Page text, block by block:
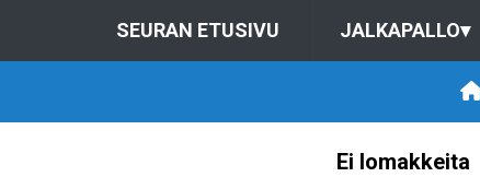
SEURAN ETUSIVU JALKAPALLO▾
Ei lomakkeita